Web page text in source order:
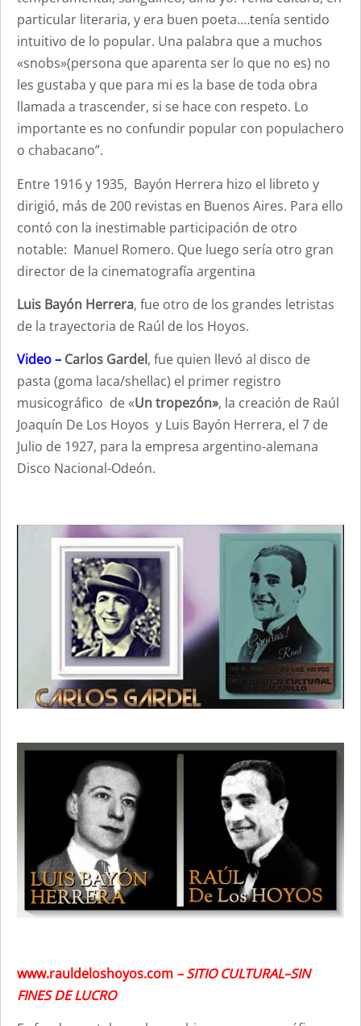
particular literaria, y era buen poeta.…tenía sentido
intuitivo de lo popular. Una palabra que a muchos
«snobs»(persona que aparenta ser lo que no es) no
les gustaba y que para mi es la base de toda obra
llamada a trascender, si se hace con respeto. Lo
importante es no confundir popular con populachero
o chabacano”.
Entre 1916 y 1935, Bayón Herrera hizo el libreto y
dirigió, más de 200 revistas en Buenos Aires. Para ello
contó con la inestimable participación de otro
notable: Manuel Romero. Que luego sería otro gran
director de la cinematografía argentina
Luis Bayón Herrera, fue otro de los grandes letristas
de la trayectoria de Raúl de los Hoyos.
Video – Carlos Gardel, fue quien llevó al disco de
pasta (goma laca/shellac) el primer registro
musicográfico de «Un tropezón», la creación de Raúl
Joaquín De Los Hoyos y Luis Bayón Herrera, el 7 de
Julio de 1927, para la empresa argentino-alemana
Disco Nacional-Odeón.
www.rauldeloshoyos.com – SITIO CULTURAL–SIN
FINES DE LUCRO